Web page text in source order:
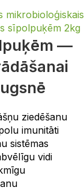
—
ziedēšanu
imunitāti
sistēmas
vidi